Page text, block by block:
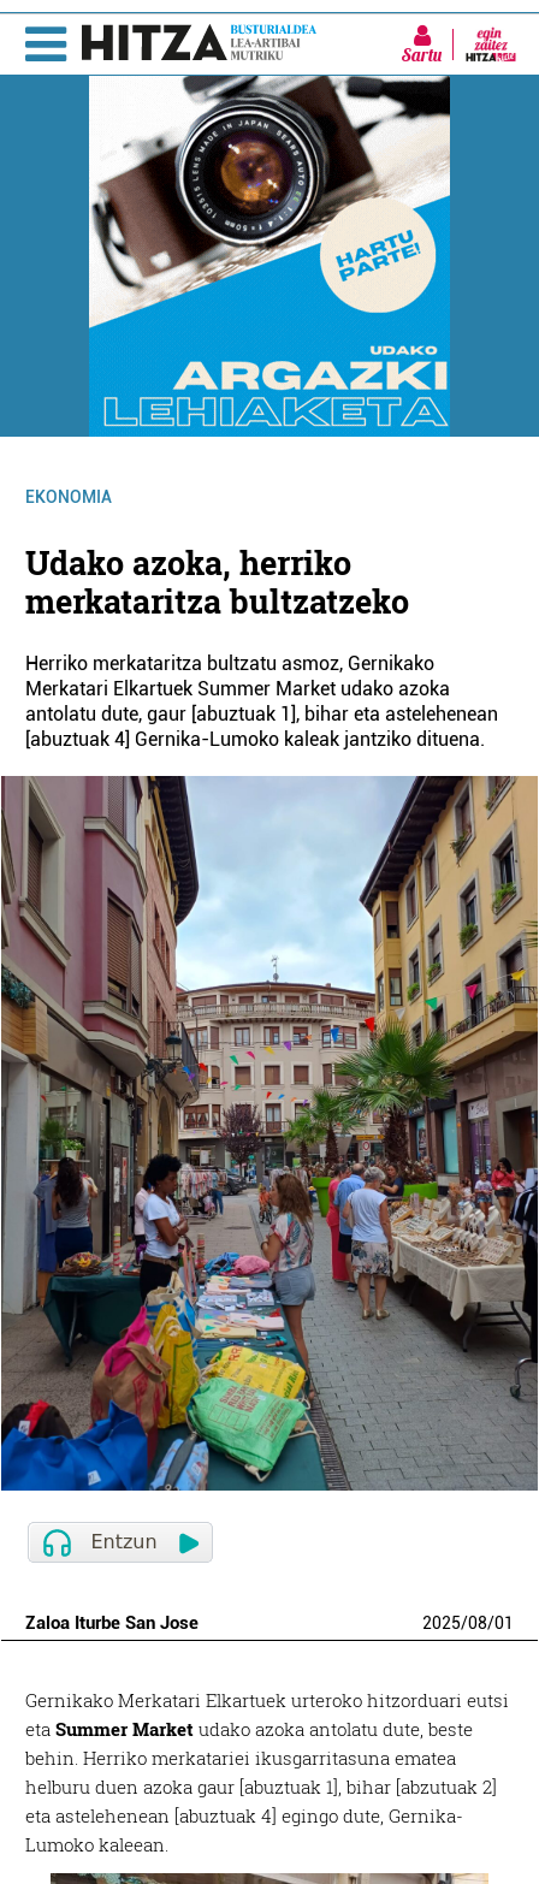
Sartu
EKONOMIA
Udako azoka, herriko
merkataritza bultzatzeko
Herriko merkataritza bultzatu asmoz, Gernikako
Merkatari Elkartuek Summer Market udako azoka
antolatu dute, gaur [abuztuak 1], bihar eta astelehenean
[abuztuak 4] Gernika-Lumoko kaleak jantziko dituena.
Zaloa Iturbe San Jose 2025/08/01
Gernikako Merkatari Elkartuek urteroko hitzorduari eutsi
etaSummer Market udako azoka antolatu dute, beste
behin. Herriko merkatariei ikusgarritasuna ematea
helburu duen azoka gaur [abuztuak 1], bihar [abzutuak 2]
eta astelehenean [abuztuak 4] egingo dute, Gernika-
Lumoko kaleean.